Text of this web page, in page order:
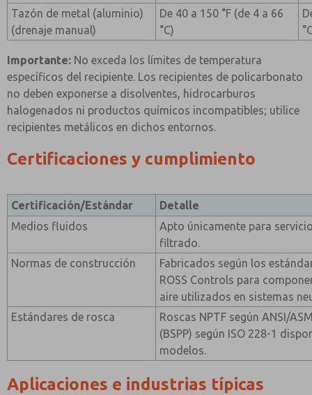
Tazón de metal (aluminio)
(drenaje manual)
De 40 a 150 °F (de 4 a 66
°C)
Importante: No exceda los límites de temperatura
específicos del recipiente. Los recipientes de policarbonato
no deben exponerse a disolventes, hidrocarburos
halogenados ni productos químicos incompatibles; utilice
recipientes metálicos en dichos entornos.
Certificaciones y cumplimiento
Certificación/Estándar
Detalle
Medios fluidos
Apto únicamente para
filtrado.
Normas de construcción
Fabricados según los
ROSS Controls para
aire utilizados en sistemas
Estándares de rosca
Roscas NPTF según ANSI/
(BSPP) según ISO 228-1
modelos.
Aplicaciones e industrias típicas